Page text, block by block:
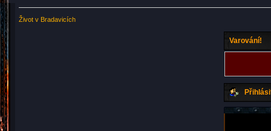
Život v Bradavicích
Varování!